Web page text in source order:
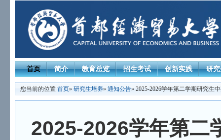
首页 简介 教育总览 招生考试 创新实践 研
您当前的位置 首页» 研究生培养» 通知公告» 2025-2026学年第二学期研究生
2025-2026学年第二